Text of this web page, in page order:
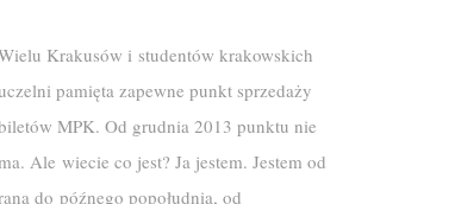
Krakusów i studentów krakowskich
pamięta zapewne punkt sprzedaży
MPK. Od grudnia 2013 punktu nie
Ale wiecie co jest? Ja jestem. Jestem od
do późnego popołudnia, od